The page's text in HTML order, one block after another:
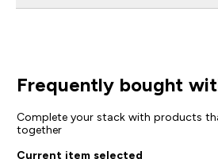
Frequently bought
Complete your stack with products
together
Current item selected